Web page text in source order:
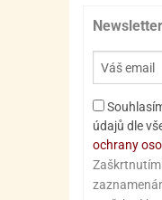
Newsletter
údajů dle
ochrany